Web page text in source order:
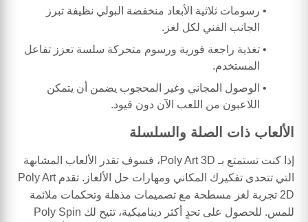
رسومات ثلاثية الأبعاد منخفضة البولي نظيفة تبرز
الجانب الفني لكل لغز.
تغذية راجعة فورية ورسوم متحركة سلسة تعزز تفاعل
المستخدم.
الوصول المجاني وغير المحجوب يضمن أن يتمكن
اللاعبون من اللعب الآن دون قيود.
الألعاب ذات الصلة والسلسلة
إذا كنت تستمتع بـ Poly Art 3D، فسوف تقدر الألعاب المشابهة
التي تتحدى تفكيرك المكاني ومهارات حل الألغاز. تقدم Poly Art
2D تجربة لغز مسطحة مع تصميمات مذهلة وتحكمات ملائمة
للمس. للحصول على تحدٍ أكثر ديناميكية، تتيح لك Poly Spin